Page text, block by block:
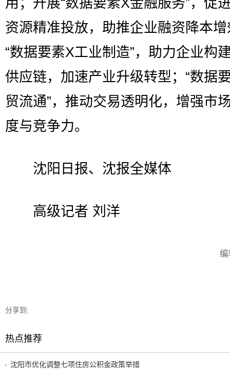
用；开展“数据要素X金融服务”，促
资源精准投放，助推企业融资降本
“数据要素X工业制造”，助力企业构
供应链，加速产业升级转型；“数据
贸流通”，推动交易透明化，增强市
度与竞争力。
沈阳日报、沈报全媒体
高级记者 刘洋
分享到:
热点推荐
沈阳市优化调整七项住房公积金政策举措